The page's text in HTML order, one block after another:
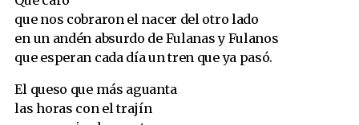
que nos cobraron el nacer del otro lado
en un andén absurdo de Fulanas y Fulanos
que esperan cada día un tren que ya pasó.
El queso que más aguanta
las horas con el trajín